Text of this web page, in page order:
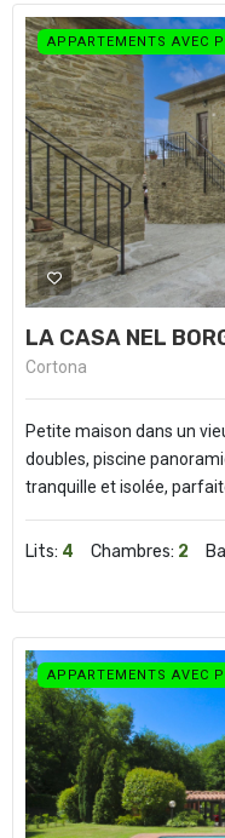
APPARTEMENTS AVEC
LA CASA NEL
Cortona
Petite maison dans un
doubles, piscine
tranquille et isolée,
Lits: 4 Chambres: 2
APPARTEMENTS AVEC